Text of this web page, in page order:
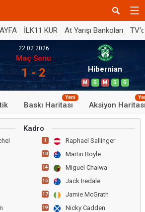
İLK11 KUR At Yarışı Bankoları
22.02.2026
Maç Sonu
1 - 2 Hibernian
M G M G G
Baskı Haritası
Yeni
Aksiyon
Kadro
1 Raphael Sallinger
10 Martin Boyle
14 Miguel Chaiwa
15 Jack Iredale
17 Jamie McGrath
19 Nicky Cadden